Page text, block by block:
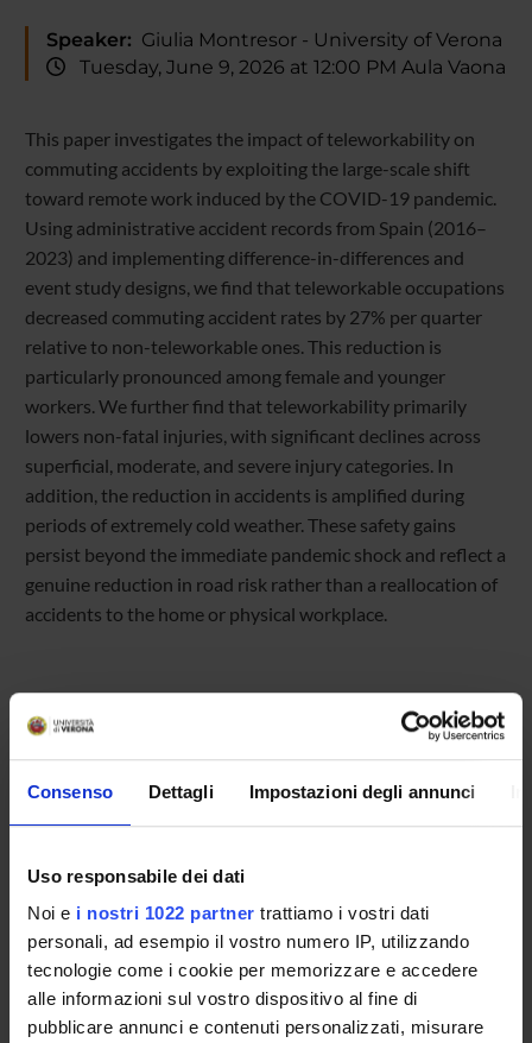
Consenso Dettagli Impostazioni degli annunci
Uso responsabile dei dati
Noi e i nostri 1022 partner trattiamo i vostri dati
personali, ad esempio il vostro numero IP, utilizzando
tecnologie come i cookie per memorizzare e accedere
alle informazioni sul vostro dispositivo al fine di
pubblicare annunci e contenuti personalizzati, misurare
Speaker: Giulia Montresor - University of Verona
Tuesday, June 9, 2026 at 12:00 PM Aula Vaona
This paper investigates the impact of teleworkability on
commuting accidents by exploiting the large-scale shift
toward remote work induced by the COVID-19 pandemic.
Using administrative accident records from Spain (2016–
2023) and implementing difference-in-differences and
event study designs, we find that teleworkable occupations
decreased commuting accident rates by 27% per quarter
relative to non-teleworkable ones. This reduction is
particularly pronounced among female and younger
workers. We further find that teleworkability primarily
lowers non-fatal injuries, with significant declines across
superficial, moderate, and severe injury categories. In
addition, the reduction in accidents is amplified during
periods of extremely cold weather. These safety gains
persist beyond the immediate pandemic shock and reflect a
genuine reduction in road risk rather than a reallocation of
accidents to the home or physical workplace.
January 20, 2026
STUDYING